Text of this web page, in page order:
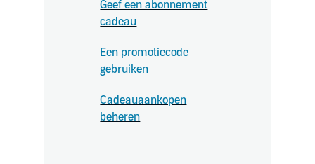
Geef een abonnement
cadeau
Een promotiecode
gebruiken
Cadeauaankopen
beheren